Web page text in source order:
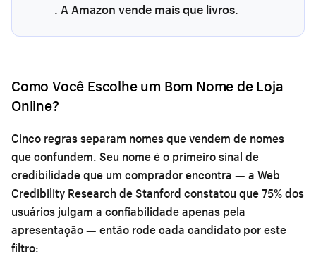
. A Amazon vende mais que livros.
Como Você Escolhe um Bom Nome de Loja
Online?
Cinco regras separam nomes que vendem de nomes
que confundem. Seu nome é o primeiro sinal de
credibilidade que um comprador encontra — a Web
Credibility Research de Stanford constatou que 75% dos
usuários julgam a confiabilidade apenas pela
apresentação — então rode cada candidato por este
filtro: